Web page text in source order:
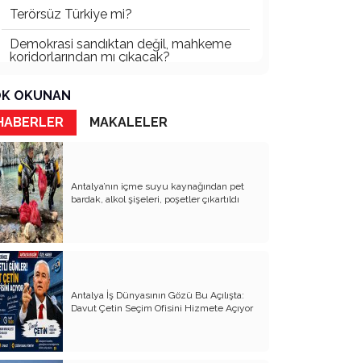
Terörsüz Türkiye mi?
Demokrasi sandıktan değil, mahkeme
koridorlarından mı çıkacak?
Gazetecinin kaderi!..
Turizmde Herşey Dahil Sistemi
tartışılmalı
MB Başkanı ve Şimşek’e
Padişahın Vergi Deneyi!..
Erdoğan ve Özel’e açık mektup!..
Bahçeli siyasetin zirvesine oturdu!..
Artık yeter!.. Başka Antalya yok!..
Milli Eğitim cemaatlere mi teslim
ediliyor?
Liyakatın Gözyaşları!..
OKUNAN
MAKALELER
Antalya’nın içme suyu kaynağından pet
bardak, alkol şişeleri, poşetler çıkartıldı
Antalya İş Dünyasının Gözü Bu Açılışta:
Davut Çetin Seçim Ofisini Hizmete Açıyor